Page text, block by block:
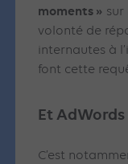
moments » sur
volonté de
internautes à
font cette
Et
C’est